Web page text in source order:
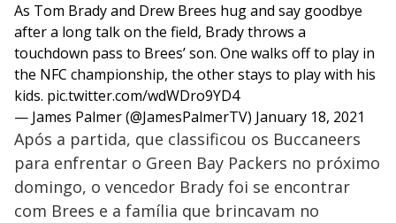
As Tom Brady and Drew Brees hug and say goodbye
after a long talk on the field, Brady throws a
touchdown pass to Brees’ son. One walks off to play in
the NFC championship, the other stays to play with his
kids. pic.twitter.com/wdWDro9YD4
— James Palmer (@JamesPalmerTV) January 18, 2021
Após a partida, que classificou os Buccaneers
para enfrentar o Green Bay Packers no próximo
domingo, o vencedor Brady foi se encontrar
com Brees e a família que brincavam no